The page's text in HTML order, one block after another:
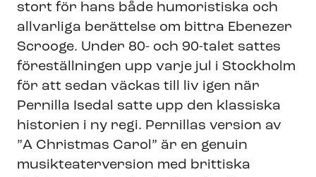
stort för hans både humoristiska och
allvarliga berättelse om bittra Ebenezer
Scrooge. Under 80- och 90-talet sattes
föreställningen upp varje jul i Stockholm
för att sedan väckas till liv igen när
Pernilla Isedal satte upp den klassiska
historien i ny regi. Pernillas version av
”A Christmas Carol” är en genuin
musikteaterversion med brittiska